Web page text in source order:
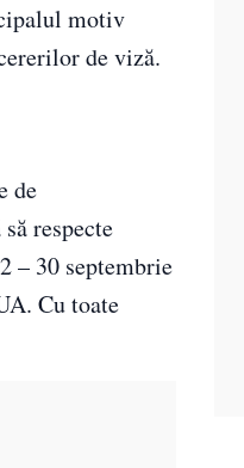
motiv
de viză.
de
respecte
– 30 septembrie
Cu toate